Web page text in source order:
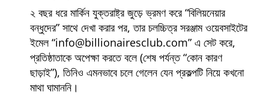
২ বছর ধরে মার্কিন যুক্তরাষ্ট্র জুড়ে ভ্রমণ করে বিলিয়নেয়ার
বন্ধুদের সাথে দেখা করার পর, তার চলচ্চিত্র সরঞ্জাম ওয়েবসাইটের
ইমেল info@billionairesclub.com এ সেট করে,
প্রতিষ্ঠাতাকে অপেক্ষা করতে বলে (শেষ পর্যন্ত কোন কারণ
ছাড়াই ), তিনিও এমনভাবে চলে গেলেন যেন প্রকল্পটি নিয়ে কখনো
মাথা ঘামাননি।